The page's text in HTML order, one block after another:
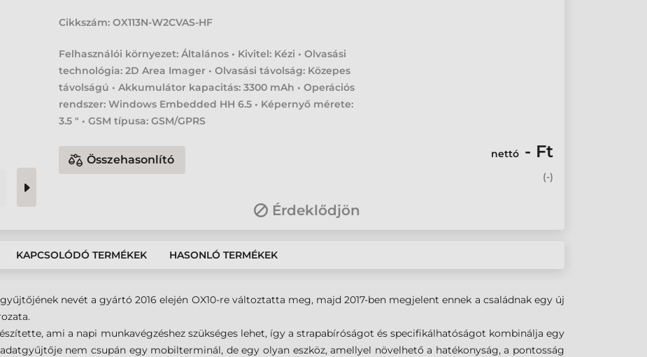
Cikkszám: OX113N-W2CVAS-HF
Felhasználói környezet: Általános • Kivitel: Kézi • Olvasási
technológia: 2D Area Imager • Olvasási távolság: Közepes
távolságú • Akkumulátor kapacitás: 3300 mAh • Operációs
rendszer: Windows Embedded HH 6.5 • Képernyő mérete:
3.5 " • GSM típusa: GSM/GPRS
Összehasonlító nettó - Ft
(-)
Érdeklődjön
KAPCSOLÓDÓ TERMÉKEK HASONLÓ TERMÉKEK
nevét a gyártó 2016 elején OX10-re változtatta meg, majd 2017-ben megjelent ennek a családnak egy új
ami a napi munkavégzéshez szükséges lehet, így a strapabíróságot és specifikálhatóságot kombinálja egy
nem csupán egy mobilterminál, de egy olyan eszköz, amellyel növelhető a hatékonyság, a pontosság